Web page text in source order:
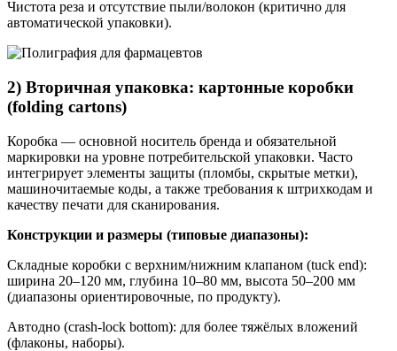
Чистота реза и отсутствие пыли/волокон (критично для
автоматической упаковки).
2) Вторичная упаковка: картонные коробки
(folding cartons)
Коробка — основной носитель бренда и обязательной
маркировки на уровне потребительской упаковки. Часто
интегрирует элементы защиты (пломбы, скрытые метки),
машиночитаемые коды, а также требования к штрихкодам и
качеству печати для сканирования.
Конструкции и размеры (типовые диапазоны):
Складные коробки с верхним/нижним клапаном (tuck end):
ширина 20–120 мм, глубина 10–80 мм, высота 50–200 мм
(диапазоны ориентировочные, по продукту).
Автодно (crash-lock bottom): для более тяжёлых вложений
(флаконы, наборы).